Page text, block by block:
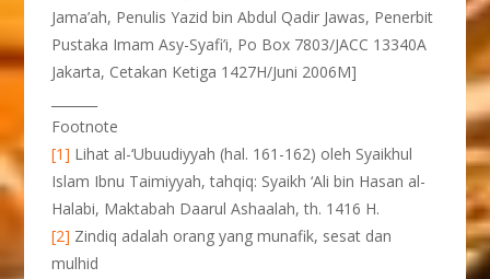
Jama’ah, Penulis Yazid bin Abdul Qadir Jawas, Penerbit
Pustaka Imam Asy-Syafi’i, Po Box 7803/JACC 13340A
Jakarta, Cetakan Ketiga 1427H/Juni 2006M]
Footnote
[1] Lihat al-‘Ubuudiyyah (hal. 161-162) oleh Syaikhul
Islam Ibnu Taimiyyah, tahqiq: Syaikh ‘Ali bin Hasan al-
Halabi, Maktabah Daarul Ashaalah, th. 1416 H.
[2] Zindiq adalah orang yang munafik, sesat dan
mulhid